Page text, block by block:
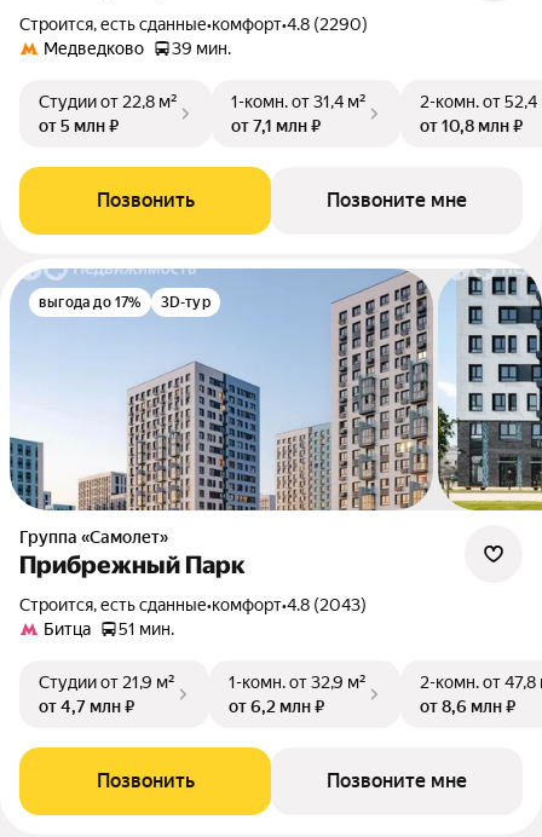
Строится, есть сданные•комфорт•4.8 (2290)
Медведково
39 мин.
Студииот 22,8 м²
от 5 млн ₽
1-комн.от 31,4 м²
от 7,1 млн ₽
2-комн.от 52,4
от 10,8 млн ₽
Позвонить Позвоните мне
выгода до 17% 3D-тур
Группа «Самолет»
Прибрежный Парк
Строится, есть сданные•комфорт•4.8 (2043)
Битца
51 мин.
Студииот 21,9 м²
от 4,7 млн ₽
1-комн.от 32,9 м²
от 6,2 млн ₽
2-комн.от 47,8
от 8,6 млн ₽
Позвонить Позвоните мне